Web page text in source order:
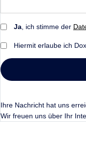
Ja , ich stimme der
Hiermit erlaube ich
Ihre Nachricht hat uns
Wir freuen uns über Ihr